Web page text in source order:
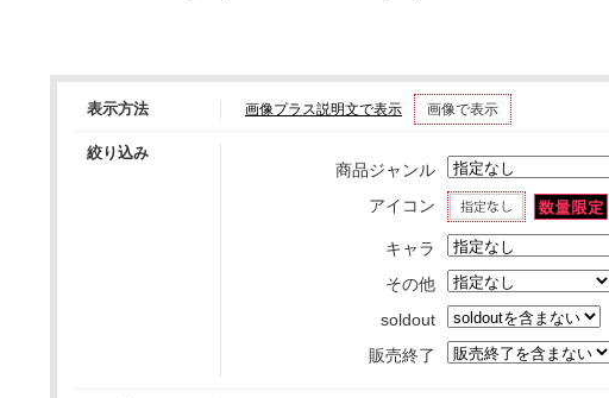
表示方法 画像プラス説明文で表示 画像で表示
絞り込み
商品ジャンル
アイコン
キャラ
その他
soldout
販売終了